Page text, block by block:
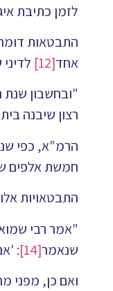
לזמן כתיבת איגרת
התבטאות
אחד[12]
"ובחשבון
רצון שיבנה
הרמ"א, כפי
חמשת אלפים
התבטאויות
"אמר רבי
שנאמר[14]
:
ואם כן, מפני